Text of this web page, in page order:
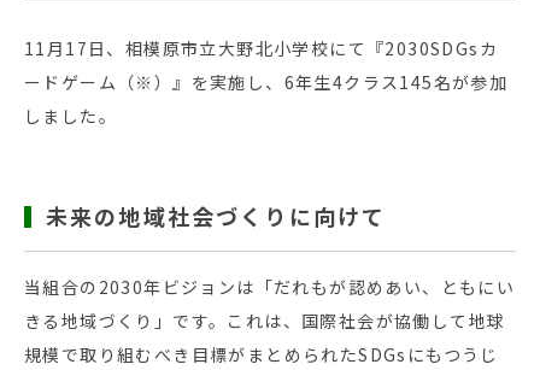
11月17日、相模原市立大野北小学校にて『2030SDGsカ
ードゲーム（※）』を実施し、6年生4クラス145名が参加
しました。
未来の地域社会づくりに向けて
当組合の2030年ビジョンは「だれもが認めあい、ともにい
きる地域づくり」です。これは、国際社会が協働して地球
規模で取り組むべき目標がまとめられたSDGsにもつうじ